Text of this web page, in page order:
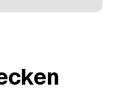
bei einer Bewertung